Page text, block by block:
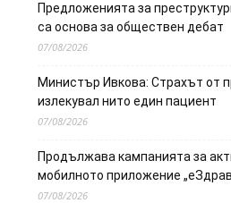
Предложенията за
са основа за обществен дебат
07/08/2026
Министър Ивкова: Страхът от
излекувал нито един пациент
07/08/2026
Продължава кампанията за
мобилното приложение
07/08/2026